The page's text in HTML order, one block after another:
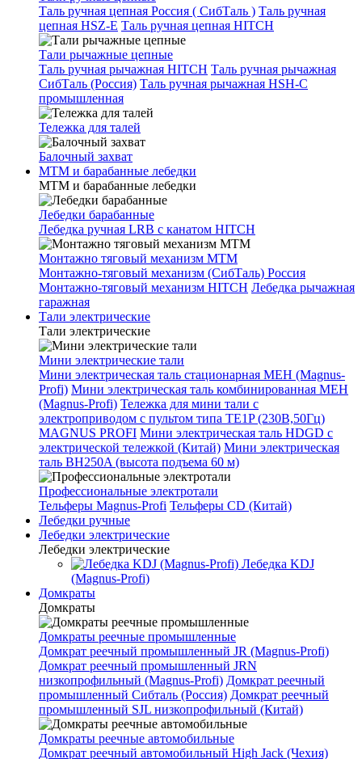
Таль ручная цепная Россия ( СибТаль ) Таль ручная
цепная HSZ-E Таль ручная цепная HITCH
Тали рычажные цепные
Таль ручная рычажная HITCH Таль ручная рычажная
СибТаль (Россия) Таль ручная рычажная HSH-C
промышленная
Тележка для талей
Балочный захват
МТМ и барабанные лебедки
МТМ и барабанные лебедки
Лебедки барабанные
Лебедка ручная LRB с канатом HITCH
Монтажно тяговый механизм МТМ
Монтажно-тяговый механизм (СибТаль) Россия
Монтажно-тяговый механизм HITCH Лебедка рычажная
гаражная
Тали электрические
Тали электрические
Мини электрические тали
Мини электрическая таль стационарная МЕН (Magnus-
Profi) Мини электрическая таль комбинированная МЕН
(Magnus-Profi) Тележка для мини тали с
электроприводом с пультом типа TE1P (230В,50Гц)
MAGNUS PROFI Мини электрическая таль HDGD с
электрической тележкой (Китай) Мини электрическая
таль BH250A (высота подъема 60 м)
Профессиональные электротали
Тельферы Magnus-Profi Тельферы CD (Китай)
Лебедки ручные
Лебедки электрические
Лебедки электрические
Лебедка KDJ
(Magnus-Profi)
Домкраты
Домкраты
Домкраты реечные промышленные
Домкрат реечный промышленный JR (Magnus-Profi)
Домкрат реечный промышленный JRN
низкопрофильный (Magnus-Profi) Домкрат реечный
промышленный Сибталь (Россия) Домкрат реечный
промышленный SJL низкопрофильный (Китай)
Домкраты реечные автомобильные
Домкрат реечный автомобильный High Jack (Чехия)